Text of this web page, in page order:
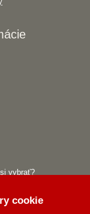
vybrať?
cookie